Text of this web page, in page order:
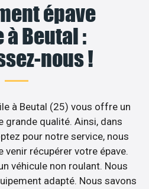
épave
Beutal :
nous !
à Beutal (25) vous offre un
grande qualité. Ainsi, dans
pour notre service, nous
venir récupérer votre épave.
véhicule non roulant. Nous
adapté. Nous savons